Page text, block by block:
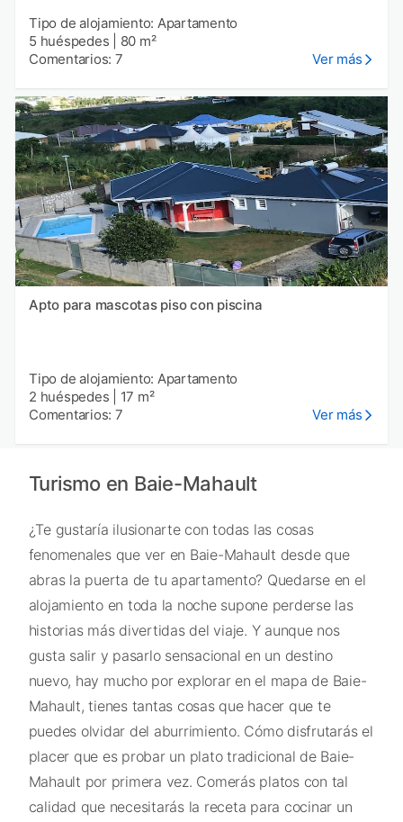
Tipo de alojamiento: Apartamento
5 huéspedes
80 m²
Comentarios: 7
Ver más
Apto para mascotas piso con piscina
Tipo de alojamiento: Apartamento
2 huéspedes
17 m²
Comentarios: 7
Ver más
Turismo en Baie-Mahault
¿Te gustaría ilusionarte con todas las cosas
fenomenales que ver en Baie-Mahault desde que
abras la puerta de tu apartamento? Quedarse en el
alojamiento en toda la noche supone perderse las
historias más divertidas del viaje. Y aunque nos
gusta salir y pasarlo sensacional en un destino
nuevo, hay mucho por explorar en el mapa de Baie-
Mahault, tienes tantas cosas que hacer que te
puedes olvidar del aburrimiento. Cómo disfrutarás el
placer que es probar un plato tradicional de Baie-
Mahault por primera vez. Comerás platos con tal
calidad que necesitarás la receta para cocinar un